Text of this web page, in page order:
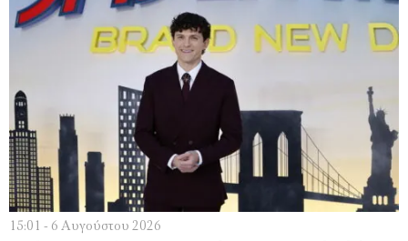
15:01 - 6 Αυγούστου 2026